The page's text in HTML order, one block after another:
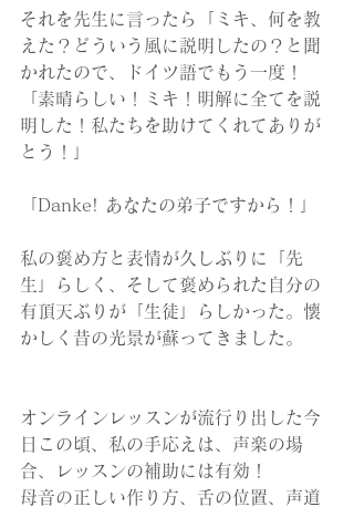
それを先生に言ったら「ミキ、何を教
えた？どういう風に説明したの？と聞
かれたので、ドイツ語でもう一度！
「素晴らしい！ミキ！明解に全てを説
明した！私たちを助けてくれてありが
とう！」
「Danke! あなたの弟子ですから！」
私の褒め方と表情が久しぶりに「先
生」らしく、そして褒められた自分の
有頂天ぶりが「生徒」らしかった。懐
かしく昔の光景が蘇ってきました。
オンラインレッスンが流行り出した今
日この頃、私の手応えは、声楽の場
合、レッスンの補助には有効！
母音の正しい作り方、舌の位置、声道